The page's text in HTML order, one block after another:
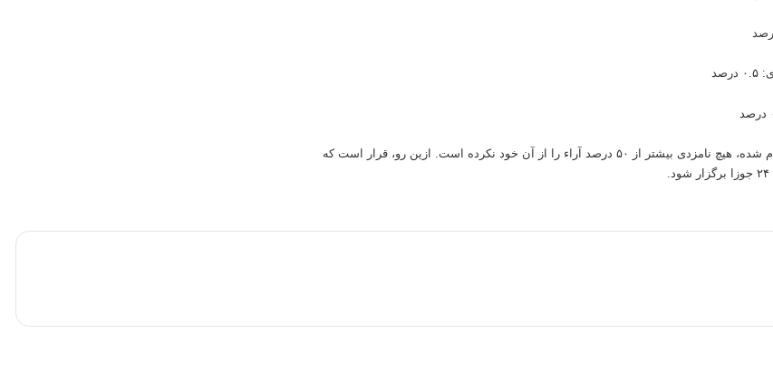
بر اساس نتایج نهایی اعلام شده، هیچ نامزدی بیشتر از ۵۰ درصد آراء را از آن خود نکرده است. ازین رو، قرار است که